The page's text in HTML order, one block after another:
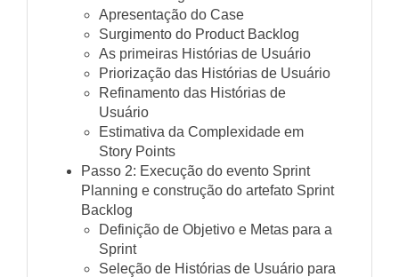
Apresentação do Case
Surgimento do Product Backlog
As primeiras Histórias de Usuário
Priorização das Histórias de Usuário
Refinamento das Histórias de
Usuário
Estimativa da Complexidade em
Story Points
Passo 2: Execução do evento Sprint
Planning e construção do artefato Sprint
Backlog
Definição de Objetivo e Metas para a
Sprint
Seleção de Histórias de Usuário para